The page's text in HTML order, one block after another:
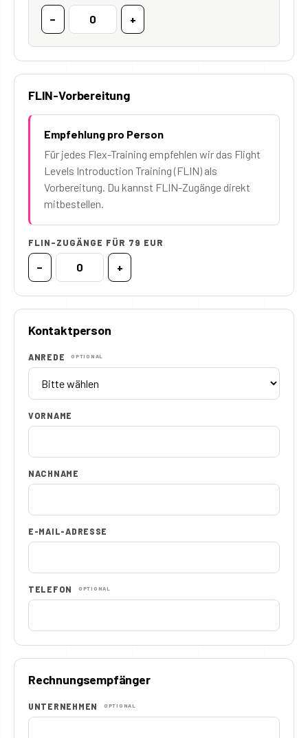
− +
FLIN-Vorbereitung
Empfehlung pro Person
Für jedes Flex-Training empfehlen wir das Flight
Levels Introduction Training (FLIN) als
Vorbereitung. Du kannst FLIN-Zugänge direkt
mitbestellen.
FLIN-ZUGÄNGE FÜR 79 EUR
− +
Kontaktperson
ANREDE OPTIONAL
VORNAME
NACHNAME
E-MAIL-ADRESSE
TELEFON OPTIONAL
Rechnungsempfänger
UNTERNEHMEN OPTIONAL